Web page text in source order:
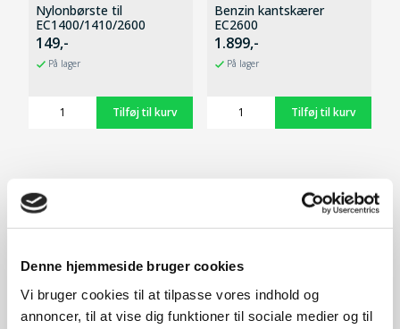
Denne hjemmeside bruger cookies
Vi bruger cookies til at tilpasse vores indhold og
annoncer, til at vise dig funktioner til sociale medier og til
Nylonbørste til
EC1400/1410/2600
149,-
På lager
Benzin kantskærer
EC2600
1.899,-
På lager
Tilbehør